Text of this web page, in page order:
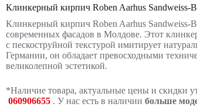
Клинкерный кирпич Roben Aarhus Sandweiss-
Клинкерный кирпич Roben Aarhus Sandweiss-
современных фасадов в Молдове. Этот
с пескоструйной текстурой имитирует
Германии, он обладает превосходными
великолепной эстетикой.
*Наличие товара, актуальные цены и скидки
060906655 . У нас есть в наличиибольше